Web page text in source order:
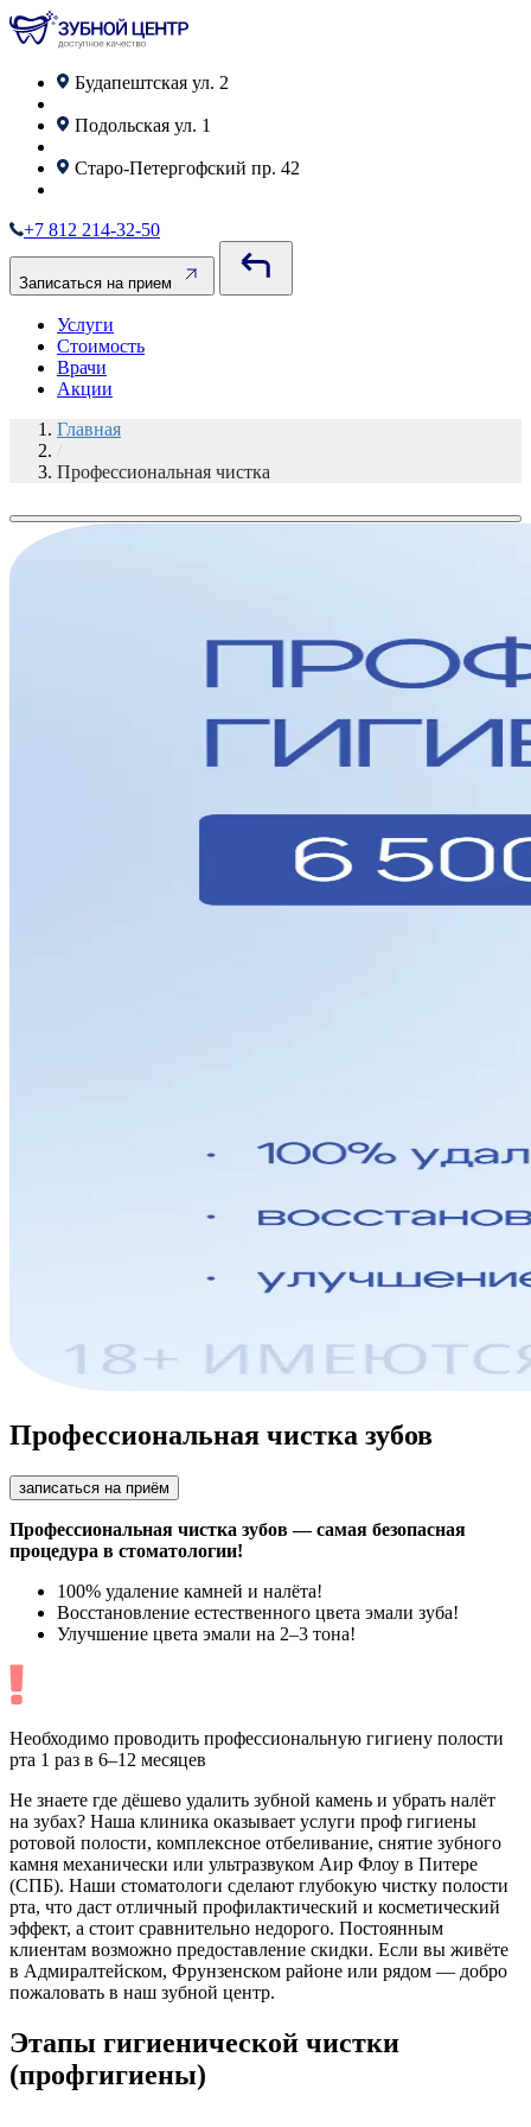
Будапештская ул. 2
Подольская ул. 1
Старо‑Петергофский пр. 42
+7 812 214-32-50
Записаться на прием
Услуги
Стоимость
Врачи
Акции
Главная
/
Профессиональная чистка
Профессиональная чистка зубов
записаться на приём
Профессиональная чистка зубов — самая безопасная
процедура в стоматологии!
100% удаление камней и налёта!
Восстановление естественного цвета эмали зуба!
Улучшение цвета эмали на 2–3 тона!
Необходимо проводить профессиональную гигиену полости
рта 1 раз в 6–12 месяцев
Не знаете где дёшево удалить зубной камень и убрать налёт
на зубах? Наша клиника оказывает услуги проф гигиены
ротовой полости, комплексное отбеливание, снятие зубного
камня механически или ультразвуком Аир Флоу в Питере
(СПБ). Наши стоматологи сделают глубокую чистку полости
рта, что даст отличный профилактический и косметический
эффект, а стоит сравнительно недорого. Постоянным
клиентам возможно предоставление скидки. Если вы живёте
в Адмиралтейском, Фрунзенском районе или рядом — добро
пожаловать в наш зубной центр.
Этапы гигиенической чистки
(профгигиены)